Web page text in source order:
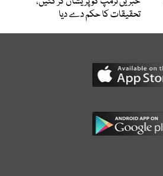
تحقیقات کا حکم دے دیا